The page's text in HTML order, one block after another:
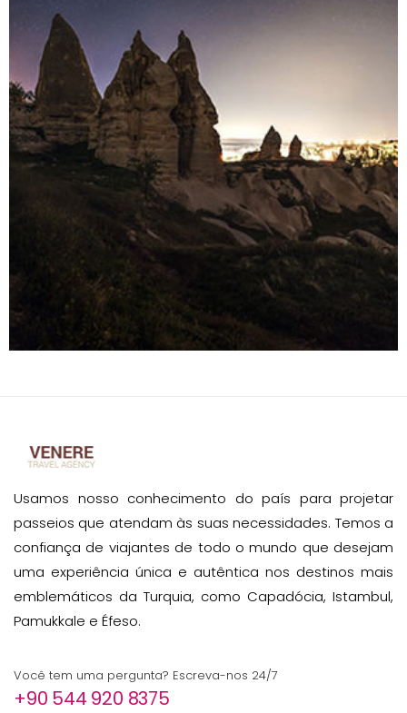
Usamos nosso conhecimento do país para projetar
passeios que atendam às suas necessidades. Temos a
confiança de viajantes de todo o mundo que desejam
uma experiência única e autêntica nos destinos mais
emblemáticos da Turquia, como Capadócia, Istambul,
Pamukkale e Éfeso.
Você tem uma pergunta? Escreva-nos 24/7
+90 544 920 8375